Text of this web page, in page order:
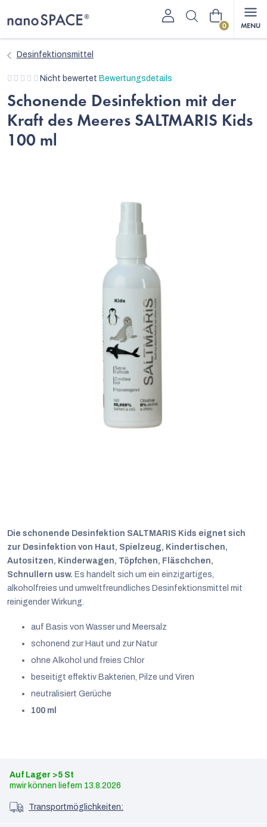
Inhalt
Warenkorb
Desinfektionsmittel
Die
durchschnittliche
Produktbewertung
ist
von
Nicht bewertet Bewertungsdetails
Schonende Desinfektion mit der
Kraft des Meeres SALTMARIS Kids
100 ml
Die schonende Desinfektion SALTMARIS Kids eignet sich
zur Desinfektion von Haut, Spielzeug, Kindertischen,
Autositzen, Kinderwagen, Töpfchen, Fläschchen,
Schnullern usw. Es handelt sich um ein einzigartiges,
alkoholfreies und umweltfreundliches Desinfektionsmittel mit
reinigender Wirkung.
auf Basis von Wasser und Meersalz
schonend zur Haut und zur Natur
ohne Alkohol und freies Chlor
beseitigt effektiv Bakterien, Pilze und Viren
neutralisiert Gerüche
100 ml
Auf Lager >5 St
13.8.2026
Transportmöglichkeiten: